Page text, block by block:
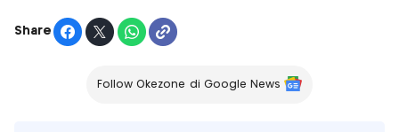
Share
Follow Okezone di Google News